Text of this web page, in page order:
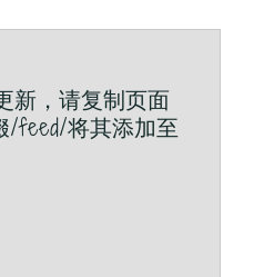
新，请复制页面
/feed/将其添加至